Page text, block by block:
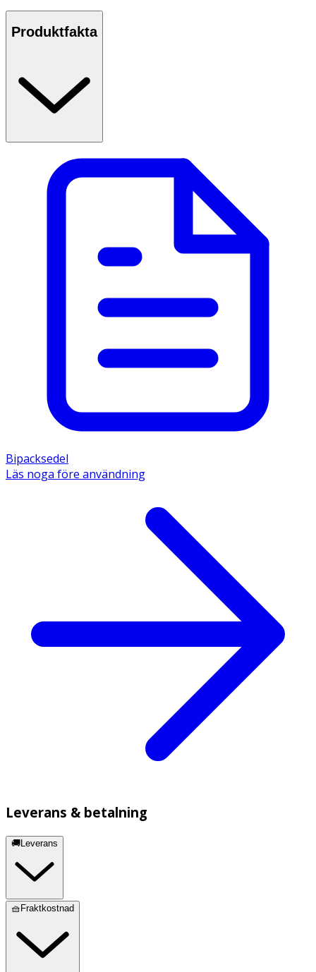
Produktfakta
Bipacksedel
Läs noga före användning
Leverans & betalning
🚚Leverans
🧺Fraktkostnad